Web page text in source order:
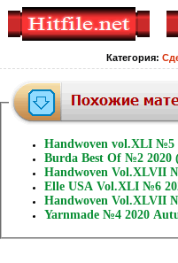
Категория:
Handwoven vol.XLI №5
Burda Best Of №2 2020
Handwoven Vol.XLVII
Elle USA Vol.XLI №6
Handwoven Vol.XLVII
Yarnmade №4 2020